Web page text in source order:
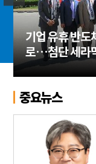
기업 유휴 반도
로…첨단 세라
야
중요뉴스